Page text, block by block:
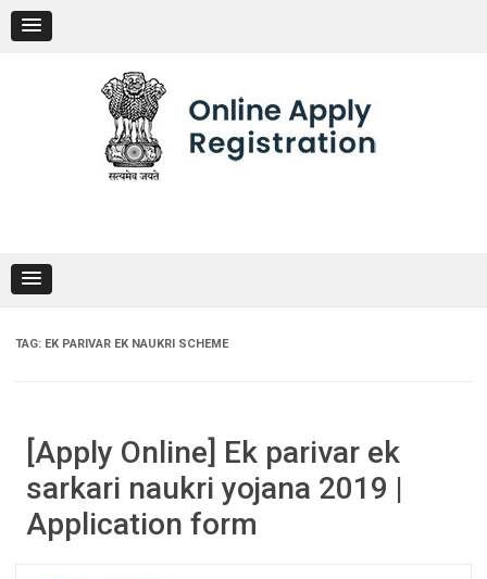
content
TAG: EK PARIVAR EK NAUKRI SCHEME
[Apply Online] Ek parivar ek
sarkari naukri yojana 2019 |
Application form